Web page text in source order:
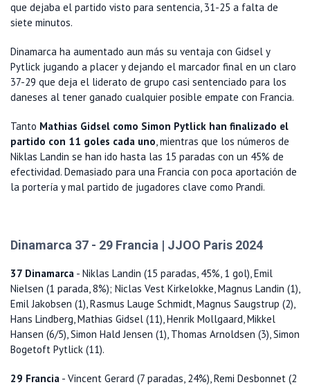
que dejaba el partido visto para sentencia, 31-25 a falta de
siete minutos.
Dinamarca ha aumentado aun más su ventaja con Gidsel y
Pytlick jugando a placer y dejando el marcador final en un claro
37-29 que deja el liderato de grupo casi sentenciado para los
daneses al tener ganado cualquier posible empate con Francia.
Tanto Mathias Gidsel como Simon Pytlick han finalizado el
partido con 11 goles cada uno, mientras que los números de
Niklas Landin se han ido hasta las 15 paradas con un 45% de
efectividad. Demasiado para una Francia con poca aportación de
la portería y mal partido de jugadores clave como Prandi.
Dinamarca 37 - 29 Francia | JJOO Paris 2024
37 Dinamarca - Niklas Landin (15 paradas, 45%, 1 gol), Emil
Nielsen (1 parada, 8%); Niclas Vest Kirkelokke, Magnus Landin (1),
Emil Jakobsen (1), Rasmus Lauge Schmidt, Magnus Saugstrup (2),
Hans Lindberg, Mathias Gidsel (11), Henrik Mollgaard, Mikkel
Hansen (6/5), Simon Hald Jensen (1), Thomas Arnoldsen (3), Simon
Bogetoft Pytlick (11).
29 Francia - Vincent Gerard (7 paradas, 24%), Remi Desbonnet (2